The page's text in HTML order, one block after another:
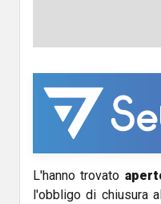
L'hanno trovato
l'obbligo di chiusura